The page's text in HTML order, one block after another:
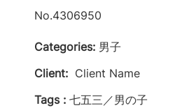
No.4306950
Categories: 男子
Client: Client Name
Tags : 七五三／男の子